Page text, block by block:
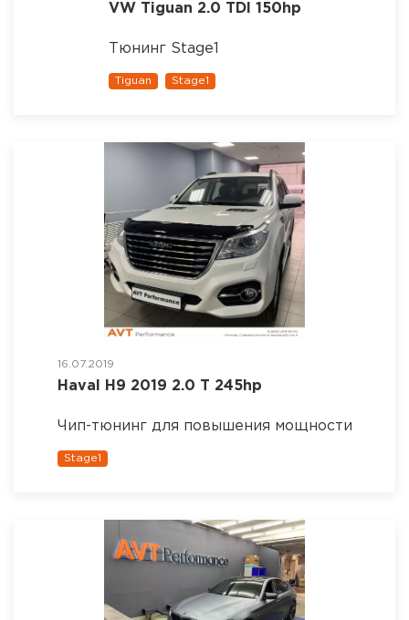
VW Tiguan 2.0 TDI 150hp
Тюнинг Stage1
Tiguan Stage1
16.07.2019
Haval H9 2019 2.0 T 245hp
Чип-тюнинг для повышения мощности
Stage1